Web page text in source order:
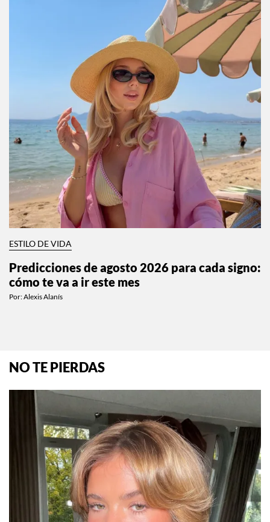
ESTILO DE VIDA
Predicciones de agosto 2026 para cada signo:
cómo te va a ir este mes
Por:Alexis Alanís
NO TE PIERDAS